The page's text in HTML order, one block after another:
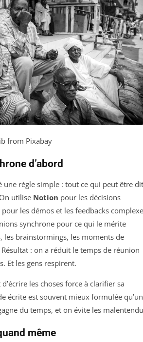
from Pixabay
d’abord
une règle simple : tout ce qui peut être dit
utilise Notion pour les décisions
pour les démos et les feedbacks
synchrone pour ce qui le mérite
les brainstormings, les moments de
: on a réduit le temps de réunion
Et les gens respirent.
les choses force à clarifier sa
écrite est souvent mieux formulée
du temps, et on évite les
même